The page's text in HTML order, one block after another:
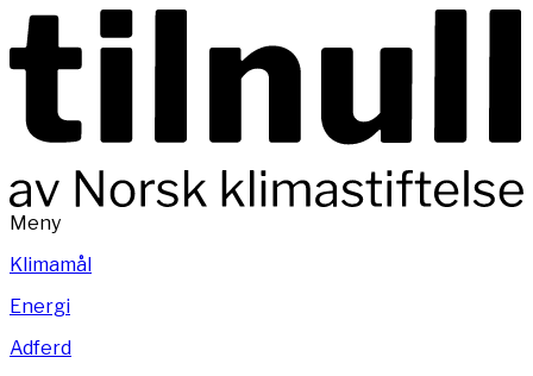
Meny
Klimamål
Energi
Adferd